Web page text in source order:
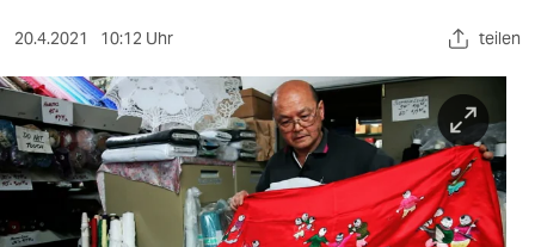
sport
berlin
nord
wahrheit
20.4.2021 10:12 Uhr teilen